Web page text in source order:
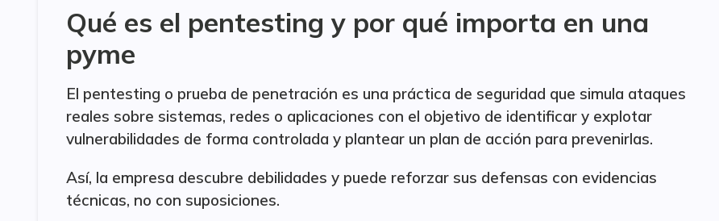
Qué es el pentesting y por qué importa en una
pyme
El pentesting o prueba de penetración es una práctica de seguridad que simula ataques
reales sobre sistemas, redes o aplicaciones con el objetivo de identificar y explotar
vulnerabilidades de forma controlada y plantear un plan de acción para prevenirlas.
Así, la empresa descubre debilidades y puede reforzar sus defensas con evidencias
técnicas, no con suposiciones.